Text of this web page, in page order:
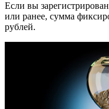
Если вы
или ранее, сумма
рублей.